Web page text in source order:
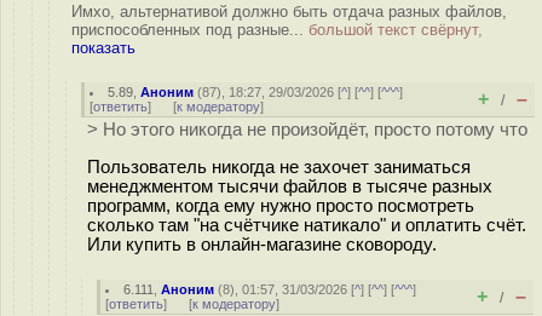
Имхо, альтернативой должно быть отдача разных файлов,
приспособленных под разные... большой текст свёрнут,
показать
5.89 ,Аноним (87), 18:27, 29/03/2026 [^] [^^] [^^^]
[ответить] [к модератору] + / –
> Но этого никогда не произойдёт, просто потому что
Пользователь никогда не захочет заниматься
менеджментом тысячи файлов в тысяче разных
программ, когда ему нужно просто посмотреть
сколько там "на счётчике натикало" и оплатить счёт.
Или купить в онлайн-магазине сковороду.
6.111 ,Аноним (8), 01:57, 31/03/2026 [^] [^^] [^^^]
[ответить] [к модератору] + / –